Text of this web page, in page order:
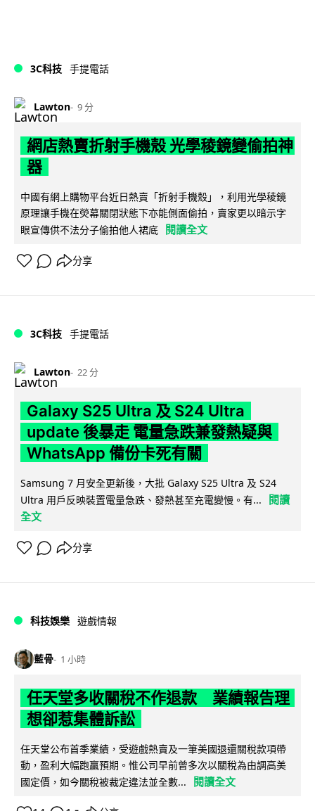
3C科技 手提電話
Lawton 9 分
網店熱賣折射手機殼 光學稜鏡變偷拍神
器
中國有網上購物平台近日熱賣「折射手機殼」，利用光學稜鏡
原理讓手機在熒幕關閉狀態下亦能側面偷拍，賣家更以暗示字
眼宣傳供不法分子偷拍他人裙底 閱讀全文
分享
3C科技 手提電話
Lawton 22 分
Galaxy S25 Ultra 及 S24 Ultra
update 後暴走 電量急跌兼發熱疑與
WhatsApp 備份卡死有關
Samsung 7 月安全更新後，大批 Galaxy S25 Ultra 及 S24
Ultra 用戶反映裝置電量急跌、發熱甚至充電變慢。有...
閱讀
全文
分享
科技娛樂 遊戲情報
藍骨 1 小時
任天堂多收關稅不作退款 業績報告理
想卻惹集體訴訟
任天堂公布首季業績，受遊戲熱賣及一筆美國退還關稅款項帶
動，盈利大幅跑贏預期。惟公司早前曾多次以關稅為由調高美
國定價，如今關稅被裁定違法並全數...
閱讀全文